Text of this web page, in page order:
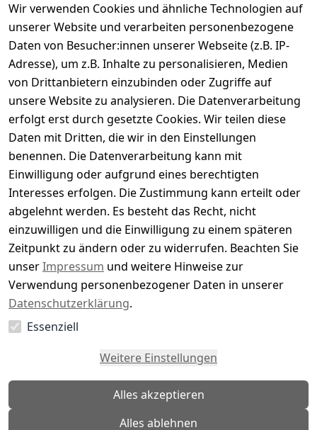
Kundenbewertungen
Durchschnittliche Bewertung
0
Basierend auf 0 Bewertung(en)
Bewertung abgeben
5
( 0 )
4
( 0 )
3
( 0 )
2
( 0 )
1
( 0 )
Es hat noch niemand eine Bewertung für diesen
Artikel abgegeben
Wir verwenden Cookies und ähnliche Technologien auf
unserer Website und verarbeiten personenbezogene
Daten von Besucher:innen unserer Webseite (z.B. IP-
Adresse), um z.B. Inhalte zu personalisieren, Medien
von Drittanbietern einzubinden oder Zugriffe auf
unsere Website zu analysieren. Die Datenverarbeitung
erfolgt erst durch gesetzte Cookies. Wir teilen diese
Daten mit Dritten, die wir in den Einstellungen
benennen. Die Datenverarbeitung kann mit
Einwilligung oder aufgrund eines berechtigten
Interesses erfolgen. Die Zustimmung kann erteilt oder
abgelehnt werden. Es besteht das Recht, nicht
einzuwilligen und die Einwilligung zu einem späteren
Zeitpunkt zu ändern oder zu widerrufen. Beachten Sie
unserImpressum und weitere Hinweise zur
Verwendung personenbezogener Daten in unserer
Datenschutzerklärung.
Essenziell
Weitere Einstellungen
Alles akzeptieren
Alles ablehnen